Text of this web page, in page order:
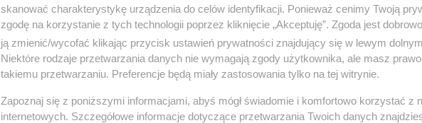
skanować charakterystykę urządzenia do celów identyfikacji. Ponieważ cenimy Twoją
zgodę na korzystanie z tych technologii poprzez kliknięcie „Akceptuję”. Zgoda jest
ją zmienić/wycofać klikając przycisk ustawień prywatności znajdujący się w lewym
Niektóre rodzaje przetwarzania danych nie wymagają zgody użytkownika, ale masz
takiemu przetwarzaniu. Preferencje będą miały zastosowania tylko na tej witrynie.
Zapoznaj się z poniższymi informacjami, abyś mógł świadomie i komfortowo korzystać z
internetowych. Szczegółowe informacje dotyczące przetwarzania Twoich danych